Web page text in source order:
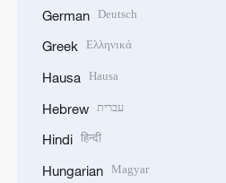
German Deutsch
Greek Ελληνικά
Hausa Hausa
Hebrew עברית
Hindi हिन्दी
Hungarian Magyar